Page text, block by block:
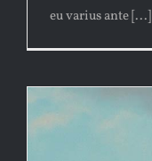
eu varius ante [...]